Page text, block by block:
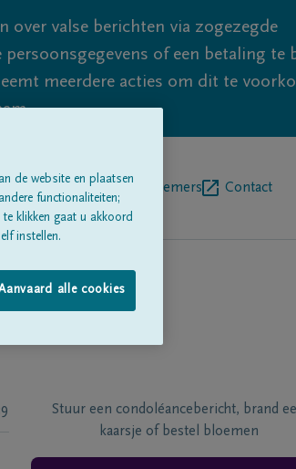
over valse berichten via zogezegde
of een betaling te
meerdere acties om dit te
Begrafenisondernemers Contact
Stuur een condoléancebericht, brand
kaarsje of bestel bloemen
de website en plaatsen
functionaliteiten;
klikken gaat u akkoord
instellen.
alle cookies